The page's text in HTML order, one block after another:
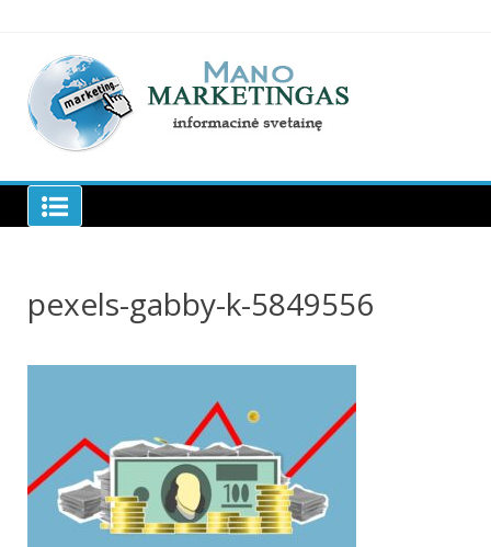
content
Manomarketingas.lt
pexels-gabby-k-5849556